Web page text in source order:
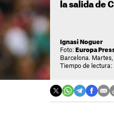
la salida de
Ignasi Noguer
Foto: Europa
Barcelona.
Tiempo de lectura: